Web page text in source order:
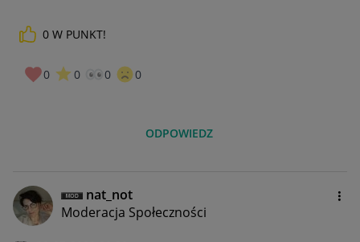
0 W PUNKT!
0 0 0 0
ODPOWIEDZ
nat_not
Moderacja Społeczności